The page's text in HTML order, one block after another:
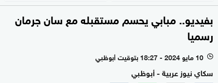
بفيديو.. مبابي يحسم مستقبله مع سان جرمان
رسميا
l 10 مايو 2024 - 18:27 بتوقيت أبوظبي
سكاي نيوز عربية - أبوظبي